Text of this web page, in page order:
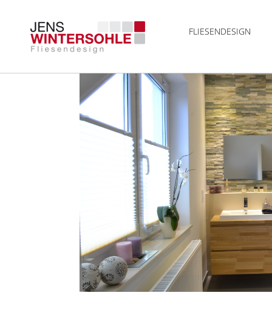
FLIESENDESIGN